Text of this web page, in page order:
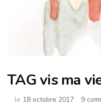
TAG vis ma
le 18 octobre 2017 9